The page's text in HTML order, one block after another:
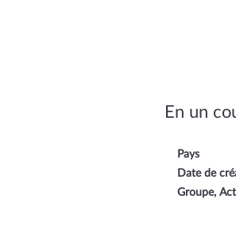
En un
Pays
Date de
Groupe,